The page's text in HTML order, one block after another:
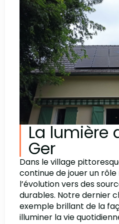
La lumière
Ger
Dans le village
continue de jouer un
l’évolution vers des
durables. Notre dernier
exemple brillant de la
illuminer la vie